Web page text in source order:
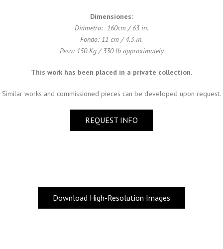
Dimensiones:
Diámetro: 160cm / 63 in.
Fondo: 11 cm / 4.3 in.
Peso: 150 Kg / 330 lb approximately
This work has been placed in a private collection.
Similar works and commissioned pieces can be developed upon request.
REQUEST INFO
Download High-Resolution Images